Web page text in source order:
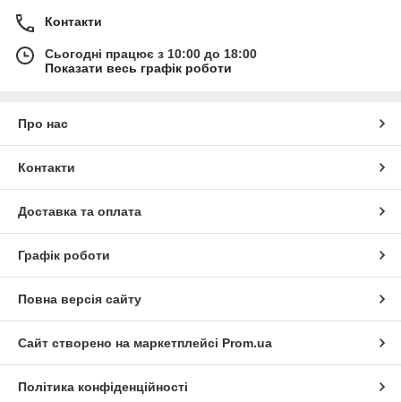
Контакти
Сьогодні працює з 10:00 до 18:00
Показати весь графік роботи
Про нас
Контакти
Доставка та оплата
Графік роботи
Повна версія сайту
Сайт створено на маркетплейсі Prom.ua
Політика конфіденційності